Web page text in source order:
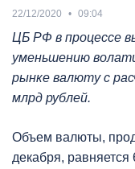
22/12/2020 09:04
ЦБ РФ в процессе
уменьшению
рынке валюту с
млрд рублей.
Объем валюты,
декабря,